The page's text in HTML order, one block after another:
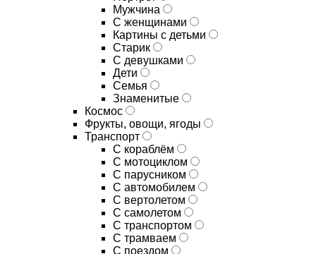
Мужчина
С женщинами
Картины с детьми
Старик
С девушками
Дети
Семья
Знаменитые
Космос
Фрукты, овощи, ягоды
Транспорт
С кораблём
С мотоциклом
С парусником
С автомобилем
С вертолетом
С самолетом
С транспортом
С трамваем
С поездом